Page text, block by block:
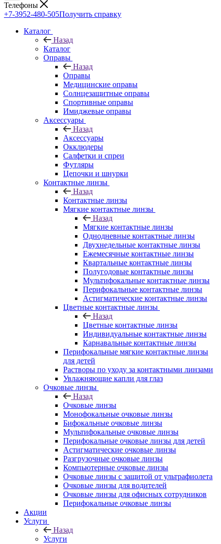
Телефоны
+7-3952-480-505Получить справку
Каталог
Назад
Каталог
Оправы
Назад
Оправы
Медицинские оправы
Солнцезащитные оправы
Спортивные оправы
Имиджевые оправы
Аксессуары
Назад
Аксессуары
Окклюдеры
Салфетки и спреи
Футляры
Цепочки и шнурки
Контактные линзы
Назад
Контактные линзы
Мягкие контактные линзы
Назад
Мягкие контактные линзы
Однодневные контактные линзы
Двухнедельные контактные линзы
Ежемесячные контактные линзы
Квартальные контактные линзы
Полугодовые контактные линзы
Мультифокальные контактные линзы
Перифокальные контактные линзы
Астигматические контактные линзы
Цветные контактные линзы
Назад
Цветные контактные линзы
Индивидуальные контактные линзы
Карнавальные контактные линзы
Перифокальные мягкие контактные линзы
для детей
Растворы по уходу за контактными линзами
Увлажняющие капли для глаз
Очковые линзы
Назад
Очковые линзы
Монофокальные очковые линзы
Бифокальные очковые линзы
Мультифокальные очковые линзы
Перифокальные очковые линзы для детей
Астигматические очковые линзы
Разгрузочные очковые линзы
Компьютерные очковые линзы
Очковые линзы с защитой от ультрафиолета
Очковые линзы для водителей
Очковые линзы для офисных сотрудников
Перифокальные очковые линзы
Акции
Услуги
Назад
Услуги